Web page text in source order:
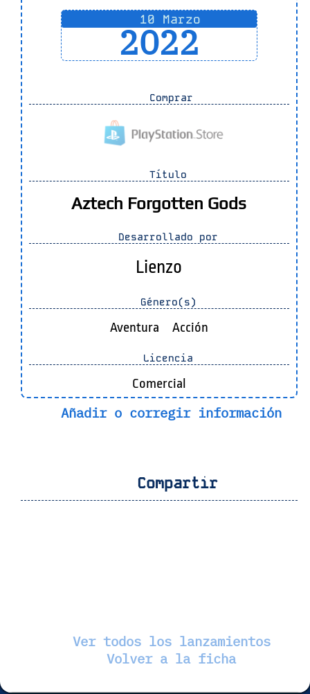
10 Marzo
2022
Comprar
Título
Aztech Forgotten Gods
Desarrollado por
Lienzo
Género(s)
Aventura Acción
Licencia
Comercial
Añadir o corregir información
Compartir
Ver todos los lanzamientos
Volver a la ficha